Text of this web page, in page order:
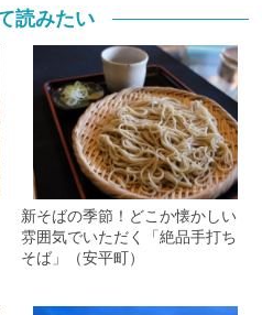
読みたい
新そばの季節！どこか懐かしい
雰囲気でいただく「絶品手打ち
そば」（安平町）